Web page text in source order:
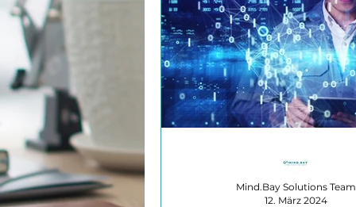
für dein Business
Das Bild symbolisiert
Bewertungen und
Auffindbarkeit für
Mind.Bay Solutions Team
12. März 2024